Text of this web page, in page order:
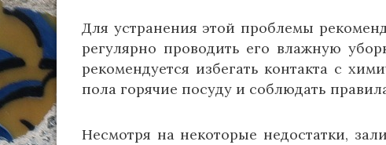
Для устранения этой проблемы
регулярно проводить его влажную
рекомендуется избегать контакта с
пола горячие посуду и соблюдать
Несмотря на некоторые недостатки,